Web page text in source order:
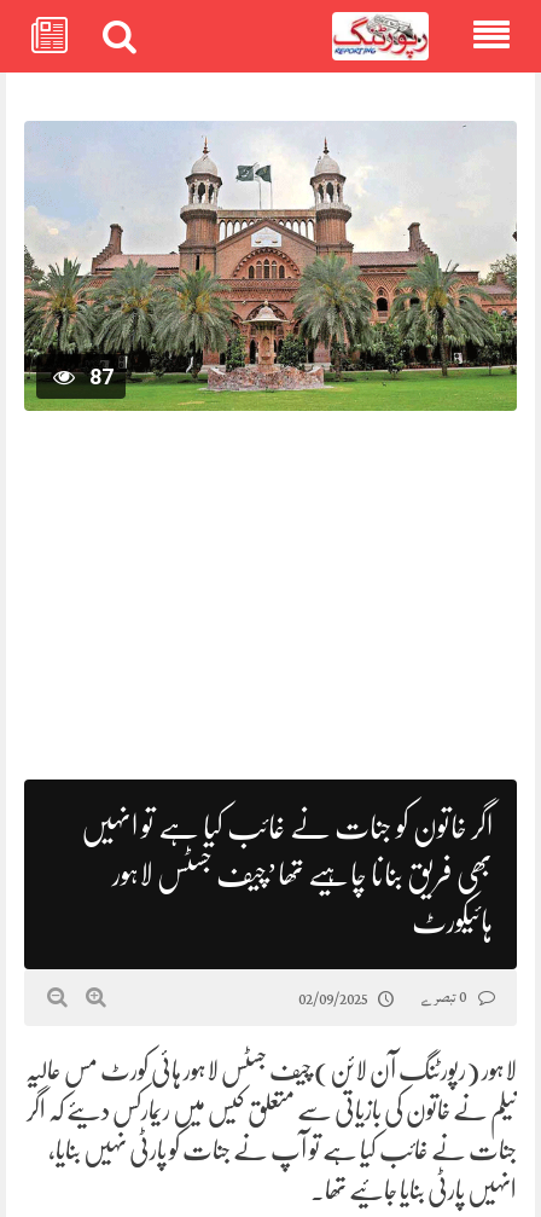
87
اگر خاتون کو جنات نے غائب کیا ہے تو انہیں
بھی فریق بنانا چاہیے تھا’چیف جسٹس لاہور
ہائیکورٹ
02/09/2025
لاہور (رپورٹنگ آن لائن) چیف جسٹس لاہور ہائی کورٹ مس عالیہ
نیلم نے خاتون کی بازیاتی سے متعلق کیس میں ریمارکس دیئے کہ اگر
جنات نے غائب کیا ہے تو آپ نے جنات کو پارٹی نہیں بنایا،
انہیں پارٹی بنایا جائیے تھا۔